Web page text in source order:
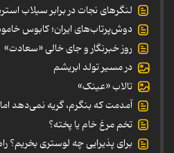
لنگرهای نجات در برابر سیلاب
دوش‌پرتاب‌های ایران؛ کابوس
روز خبرنگار و جای خالی «سعادت»
در مسیر تولد ابریشم
تالاب «عینک»
آمدمت که بنگرم، گریه نمی‌دهد
تخم مرغ خام یا پخته؟
برای پذیرایی چه لوستری بخریم؟